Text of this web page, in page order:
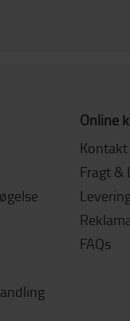
Online
Fragt &
FAQs